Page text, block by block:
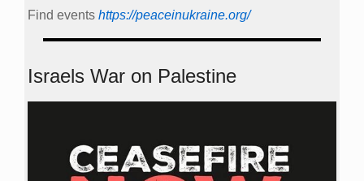
Find events https://peace­in­ukraine.org/
Israels War on Palestine